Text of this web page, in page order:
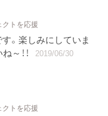
トを応援
。楽しみにしていま
～！！
2019/06/30
トを応援